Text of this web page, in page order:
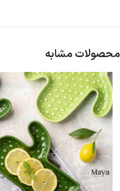
محصولات مشابه